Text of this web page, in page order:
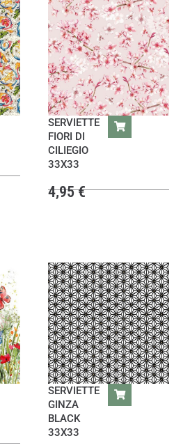
SERVIETTE
FIORI DI
CILIEGIO
33X33
4,95€
SERVIETTE
GINZA
BLACK
33X33